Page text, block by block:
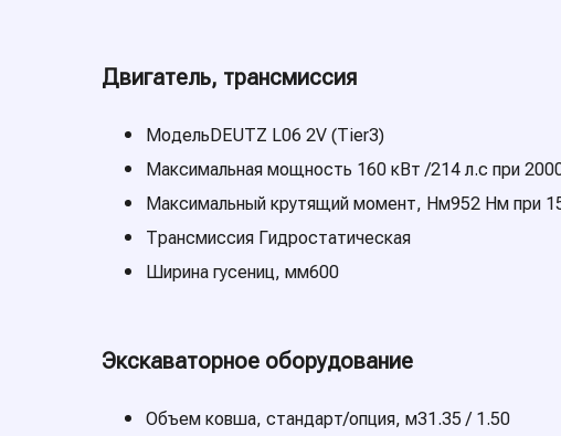
Двигатель, трансмиссия
МодельDEUTZ L06 2V (Tier3)
Максимальная мощность 160 кВт /214 л.с при
Максимальный крутящий момент, Нм952 Нм при
Трансмиссия Гидростатическая
Ширина гусениц, мм600
Экскаваторное оборудование
Объем ковша, стандарт/опция, м31.35 / 1.50